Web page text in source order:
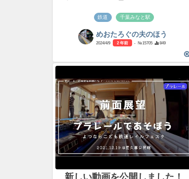
鉄道 千葉みなと駅
めおたろぐの夫のほう
2024/4/9 2 年前 - №15705 849
新しい動画を公開しました！